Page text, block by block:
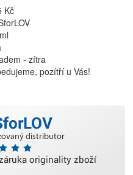
Kč
- zítra
pozítří u Vás!